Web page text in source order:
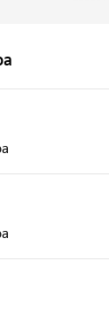
кто их обокрал.